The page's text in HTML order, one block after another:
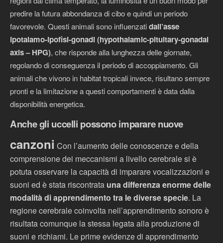
predire la futura abbondanza di cibo e quindi un periodo
favorevole. Questi animali sono influenzatidall’asse
ipotalamo-ipofisi-gonadi (hypothalamic-pituitary-gonadal
axis – HPG), che risponde alla lunghezza delle giornate,
regolando di conseguenza il periodo di accoppiamento. Gli
animali che vivono in habitat tropicali invece, risultano sempre
pronti e la limitazione a questi comportamenti è data dalla
disponibilità energetica.
Anche gli uccelli possono imparare nuove
canzoni Con l’aumento delle conoscenze e della
comprensione dei meccanismi a livello cerebrale si è
potuta osservare la capacità di imparare vocalizzazioni e
suoni ed è stata riscontrata una differenza enorme delle
modalità di apprendimento tra le diverse specie. La
regione cerebrale coinvolta nell’apprendimento sonoro è
risultata comunque la stessa legata alla produzione di
suoni e richiami. Le prime evidenze di apprendimento